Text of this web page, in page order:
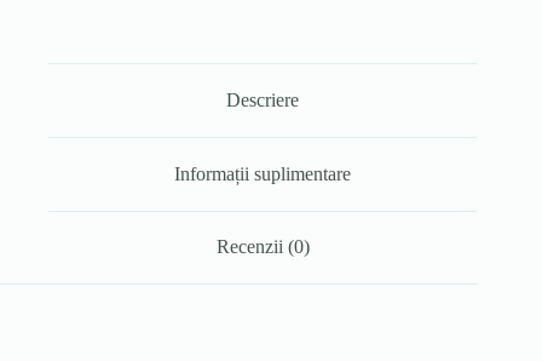
Descriere
Informații suplimentare
Recenzii (0)